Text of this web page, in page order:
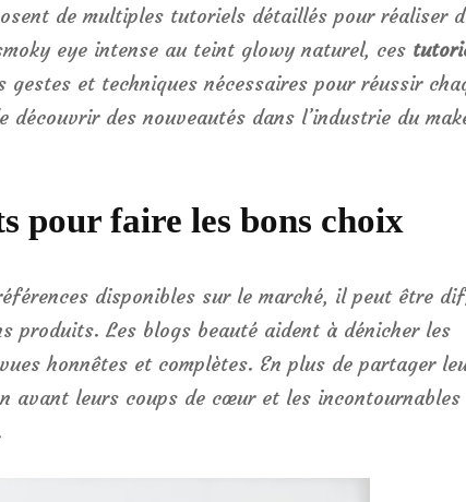
de multiples tutoriels détaillés pour réaliser
eye intense au teint glowy naturel, ces
et techniques nécessaires pour réussir
découvrir des nouveautés dans l’industrie du
pour faire les bons choix
disponibles sur le marché, il peut être
produits. Les blogs beauté aident à dénicher les
honnêtes et complètes. En plus de partager
avant leurs coups de cœur et les incontournables